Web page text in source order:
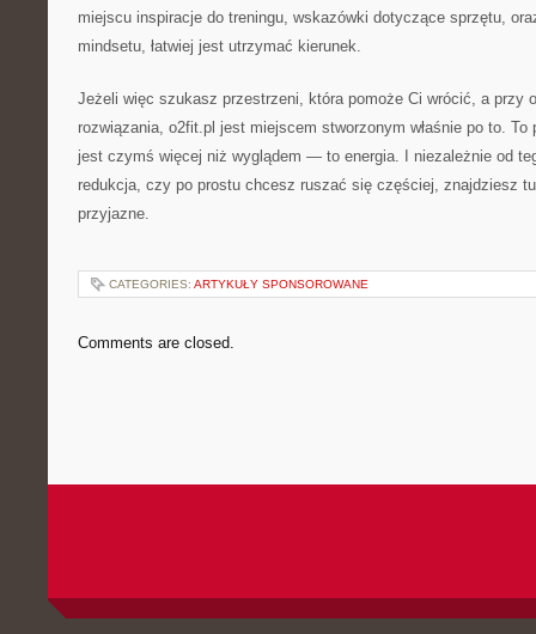
miejscu inspiracje do treningu, wskazówki dotyczące sprzętu,
mindsetu, łatwiej jest utrzymać kierunek.
Jeżeli więc szukasz przestrzeni, która pomoże Ci wrócić, a przy
rozwiązania, o2fit.pl jest miejscem stworzonym właśnie po to.
jest czymś więcej niż wyglądem — to energia. I niezależnie od
redukcja, czy po prostu chcesz ruszać się częściej, znajdziesz
przyjazne.
CATEGORIES: ARTYKUŁY SPONSOROWANE
Comments are closed.